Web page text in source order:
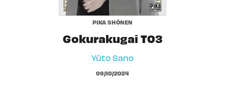
PIKA SHÔNEN
Gokurakugai T03
Yûto Sano
09/10/2024